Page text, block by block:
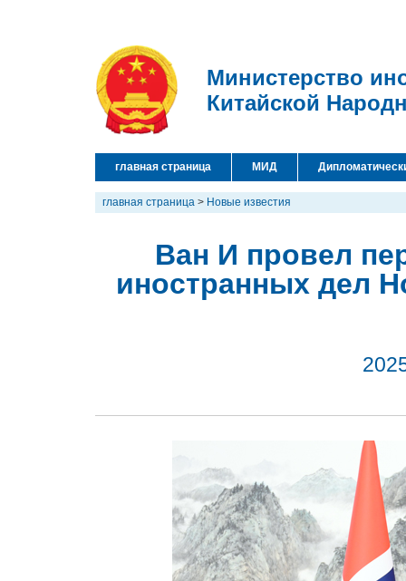
Министерство
Китайской
главная страница МИД
главная страница > Новые известия
Ван И провел
иностранных дел